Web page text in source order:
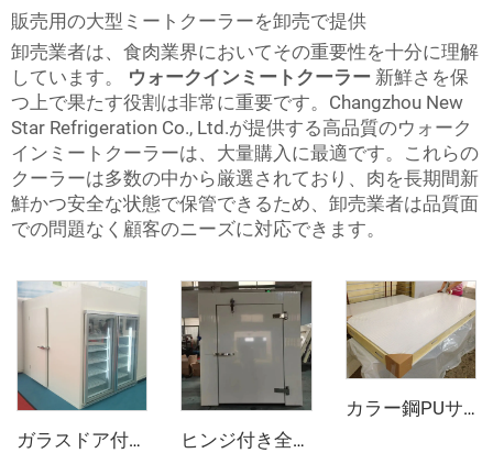
販売用の大型ミートクーラーを卸売で提供
卸売業者は、食肉業界においてその重要性を十分に理解
しています。 ウォークインミートクーラー 新鮮さを保
つ上で果たす役割は非常に重要です。Changzhou New
Star Refrigeration Co., Ltd.が提供する高品質のウォーク
インミートクーラーは、大量購入に最適です。これらの
クーラーは多数の中から厳選されており、肉を長期間新
鮮かつ安全な状態で保管できるため、卸売業者は品質面
での問題なく顧客のニーズに対応できます。
ガラスドア付きディスプレイ冷蔵庫 ヒンジ付き全埋め込みドア
カラー鋼PUサンドイッチパネル